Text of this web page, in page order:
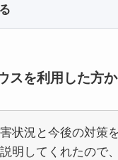
スを利用した方
状況と今後の対策
明してくれたので